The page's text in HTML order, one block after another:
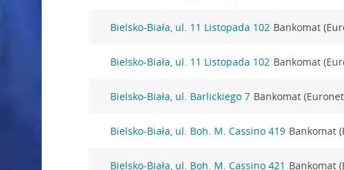
Bielsko-Biała, ul. 11 Listopada 102 Bankomat
Bielsko-Biała, ul. 11 Listopada 102 Bankomat
Bielsko-Biała, ul. Barlickiego 7 Bankomat
Bielsko-Biała, ul. Boh. M. Cassino 419 Bankomat
Bielsko-Biała, ul. Boh. M. Cassino 421 Bankomat